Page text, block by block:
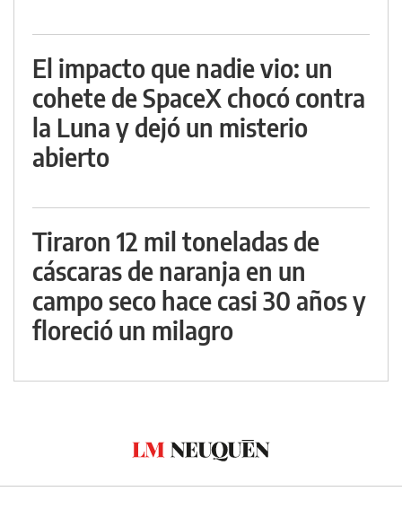
El impacto que nadie vio: un
cohete de SpaceX chocó contra
la Luna y dejó un misterio
abierto
Tiraron 12 mil toneladas de
cáscaras de naranja en un
campo seco hace casi 30 años y
floreció un milagro